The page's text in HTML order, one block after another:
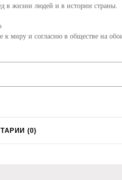
в жизни людей и в истории страны.
к миру и согласию в обществе на
(0)